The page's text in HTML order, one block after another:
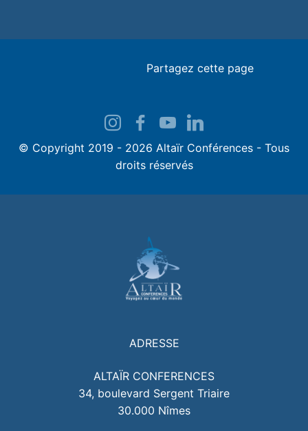
Partagez cette page
© Copyright 2019 - 2026 Altaïr Conférences - Tous
droits réservés
ADRESSE
ALTAÏR CONFERENCES
34, boulevard Sergent Triaire
30.000 Nîmes